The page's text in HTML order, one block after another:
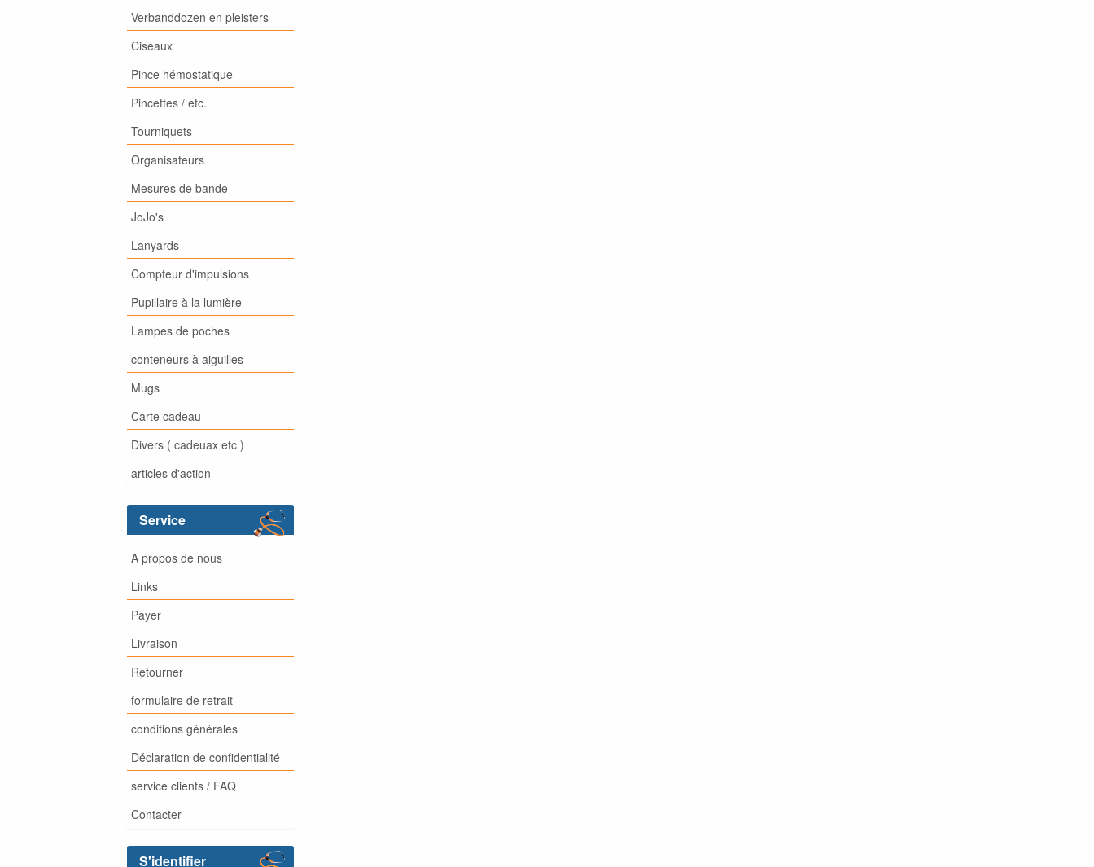
Verbanddozen en pleisters
Ciseaux
Pince hémostatique
Pincettes / etc.
Tourniquets
Organisateurs
Mesures de bande
JoJo's
Lanyards
Compteur d'impulsions
Pupillaire à la lumière
Lampes de poches
conteneurs à aiguilles
Mugs
Carte cadeau
Divers ( cadeuax etc )
articles d'action
Service
A propos de nous
Links
Payer
Livraison
Retourner
formulaire de retrait
conditions générales
Déclaration de confidentialité
service clients / FAQ
Contacter
S'identifier